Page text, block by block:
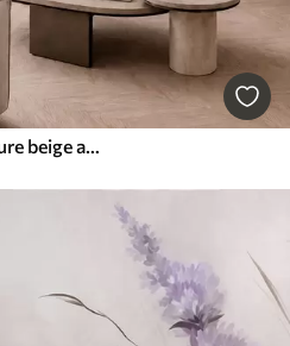
Peintures murales Une texture beige amande chaleureuse aux dégradés naturels et doux